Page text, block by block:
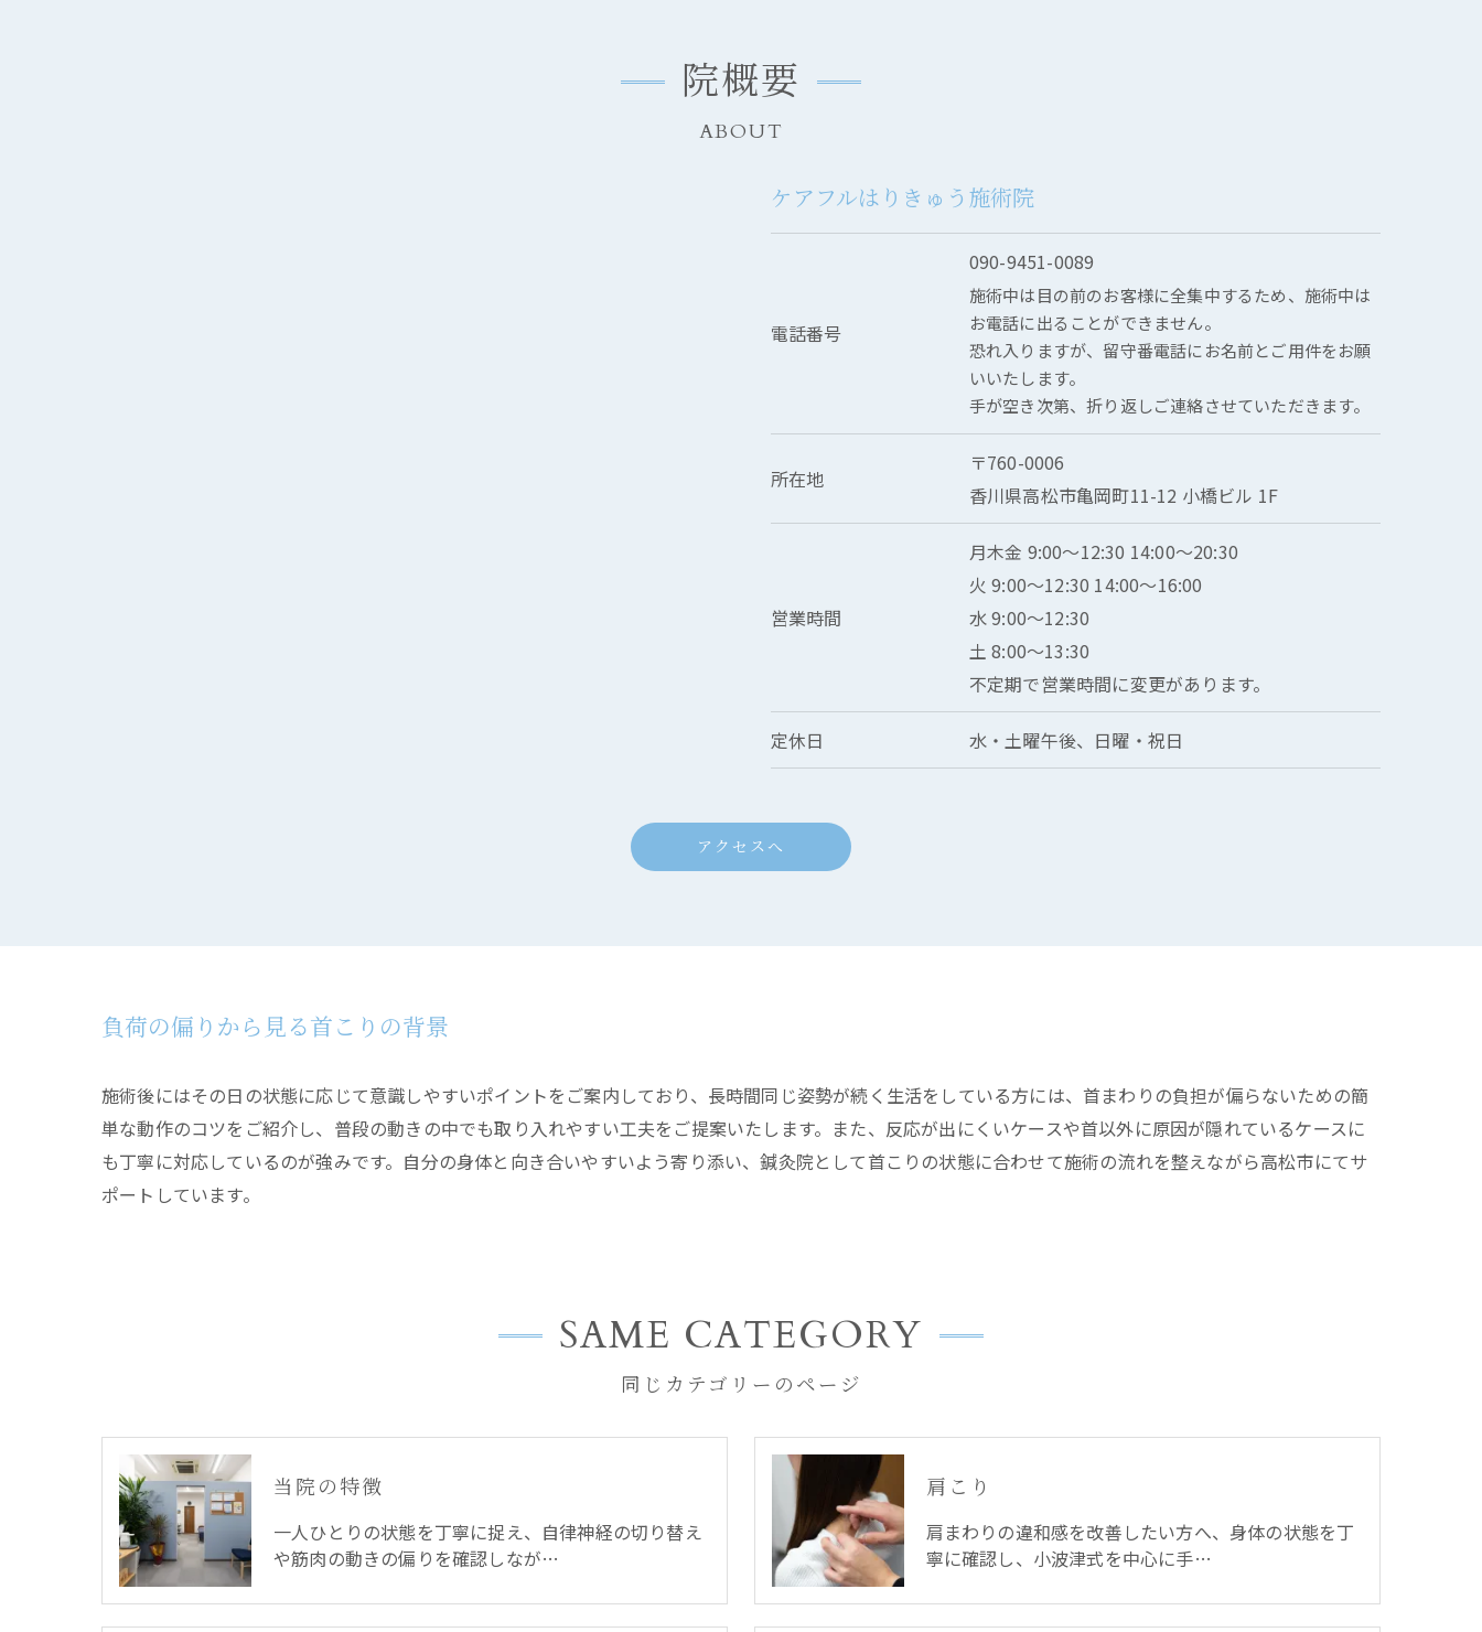
院概要
ABOUT
ケアフルはりきゅう施術院
電話番号
090-9451-0089
施術中は目の前のお客様に全集中するため、施術中は
お電話に出ることができません。
恐れ入りますが、留守番電話にお名前とご用件をお願
いいたします。
手が空き次第、折り返しご連絡させていただきます。
所在地
〒760-0006
香川県高松市亀岡町11-12 小橋ビル 1F
営業時間
月木金 9:00～12:30 14:00〜20:30
火 9:00〜12:30 14:00〜16:00
水 9:00〜12:30
土 8:00～13:30
不定期で営業時間に変更があります。
定休日 水・土曜午後、日曜・祝日
アクセスへ
負荷の偏りから見る首こりの背景
施術後にはその日の状態に応じて意識しやすいポイントをご案内しており、長時間同じ姿勢が続く生活をしている方には、首まわりの負担が偏らないための簡
単な動作のコツをご紹介し、普段の動きの中でも取り入れやすい工夫をご提案いたします。また、反応が出にくいケースや首以外に原因が隠れているケースに
も丁寧に対応しているのが強みです。自分の身体と向き合いやすいよう寄り添い、鍼灸院として首こりの状態に合わせて施術の流れを整えながら高松市にてサ
ポートしています。
同じカテゴリーのページ
SAME CATEGORY
当院の特徴
一人ひとりの状態を丁寧に捉え、自律神経の切り替え
や筋肉の動きの偏りを確認しなが…
肩こり
肩まわりの違和感を改善したい方へ、身体の状態を丁
寧に確認し、小波津式を中心に手…